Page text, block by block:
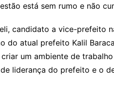
ai
l
o
gl
e
Cl
a
s
s
e
n
g
s
s
a
g
e
lo
o
k.
c
o
y
p
e
está sem rumo e não
candidato a vice-prefeito
do atual prefeito Kalil
um ambiente de
liderança do prefeito e o